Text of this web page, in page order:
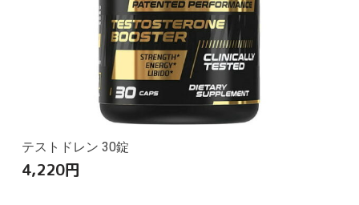
テストドレン 30錠
4,220円